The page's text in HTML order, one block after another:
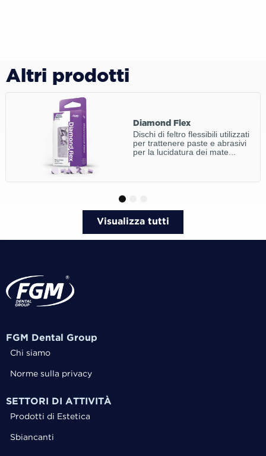
Altri prodotti
Diamond Flex
Dischi di feltro flessibili utilizzati
per trattenere paste e abrasivi
per la lucidatura dei mate...
Visualizza tutti
FGM Dental Group
Chi siamo
Norme sulla privacy
SETTORI DI ATTIVITÀ
Prodotti di Estetica
Sbiancanti